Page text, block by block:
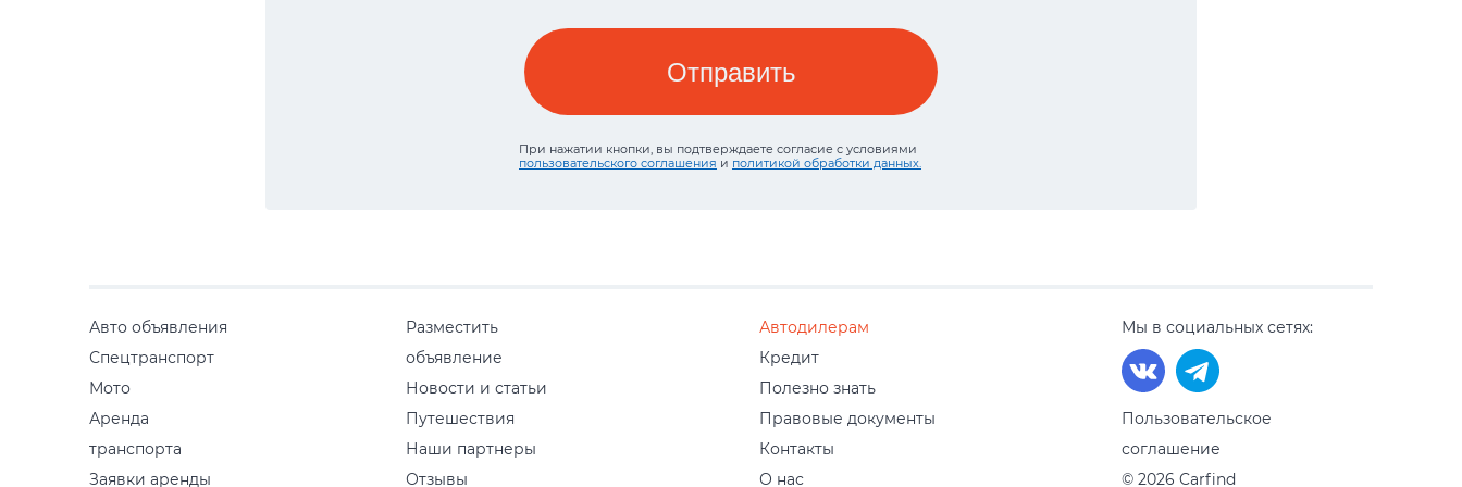
Отправить
При нажатии кнопки, вы подтверждаете согласие с условиями
пользовательского соглашения и политикой обработки данных.
Авто объявления
Спецтранспорт
Мото
Аренда
транспорта
Заявки аренды
Разместить
объявление
Новости и статьи
Путешествия
Наши партнеры
Отзывы
Автодилерам
Кредит
Полезно знать
Правовые документы
Контакты
О нас
Мы в социальных сетях:
Пользовательское
соглашение
© 2026 Carfind